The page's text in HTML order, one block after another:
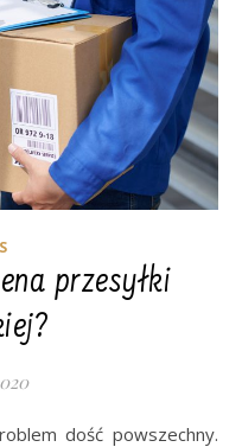
przesyłki